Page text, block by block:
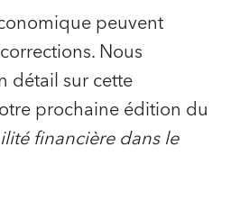
peuvent
Nous
détail sur cette
prochaine édition du
financière dans le